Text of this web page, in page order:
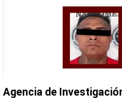
Agencia de